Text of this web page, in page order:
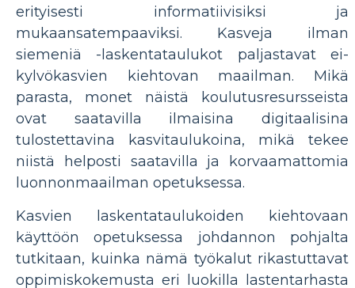
erityisesti informatiivisiksi ja
mukaansatempaaviksi. Kasveja ilman
siemeniä -laskentataulukot paljastavat ei-
kylvökasvien kiehtovan maailman. Mikä
parasta, monet näistä koulutusresursseista
ovat saatavilla ilmaisina digitaalisina
tulostettavina kasvitaulukoina, mikä tekee
niistä helposti saatavilla ja korvaamattomia
luonnonmaailman opetuksessa.
Kasvien laskentataulukoiden kiehtovaan
käyttöön opetuksessa johdannon pohjalta
tutkitaan, kuinka nämä työkalut rikastuttavat
oppimiskokemusta eri luokilla lastentarhasta